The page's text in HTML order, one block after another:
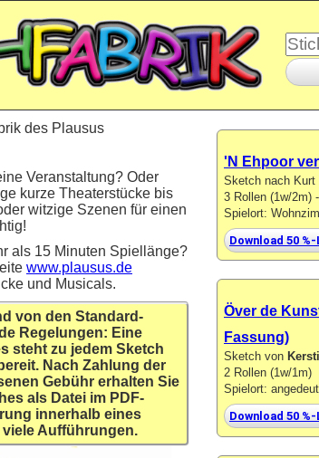
des Plausus
Veranstaltung? Oder
kurze Theaterstücke bis
witzige Szenen für einen
als 15 Minuten Spiellänge?
www.plausus.de
und Musicals.
von den Standard-
Regelungen: Eine
steht zu jedem Sketch
Nach Zahlung der
Gebühr erhalten Sie
als Datei im PDF-
innerhalb eines
Aufführungen.
'N Ehpoor
Sketch nach Kurt
3 Rollen (1w/2m)
Spielort:
Download 50
Över de
Fassung)
Sketch von
2 Rollen (1w/1m)
Spielort:
Download 50